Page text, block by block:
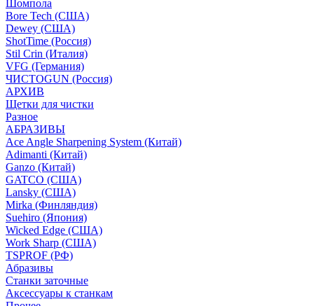
Шомпола
Bore Tech (США)
Dewey (США)
ShotTime (Россия)
Stil Crin (Италия)
VFG (Германия)
ЧИСТОGUN (Россия)
АРХИВ
Щетки для чистки
Разное
АБРАЗИВЫ
Ace Angle Sharpening System (Китай)
Adimanti (Китай)
Ganzo (Китай)
GATCO (США)
Lansky (США)
Mirka (Финляндия)
Suehiro (Япония)
Wicked Edge (США)
Work Sharp (США)
TSPROF (РФ)
Абразивы
Станки заточные
Аксессуары к станкам